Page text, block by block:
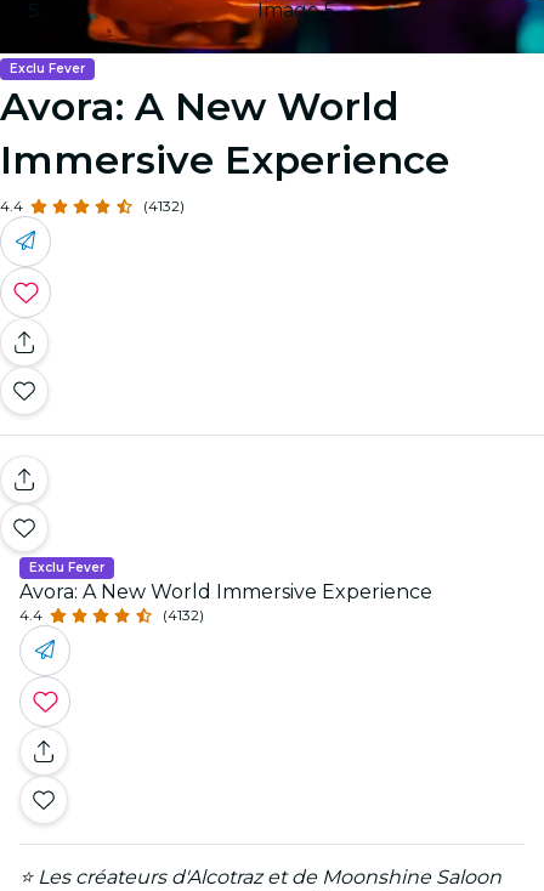
Image 5
Exclu Fever
Avora: A New World
Immersive Experience
4.4 (4132)
Exclu Fever
Avora: A New World Immersive Experience
4.4 (4132)
⭐ Les créateurs d'Alcotraz et de Moonshine Saloon